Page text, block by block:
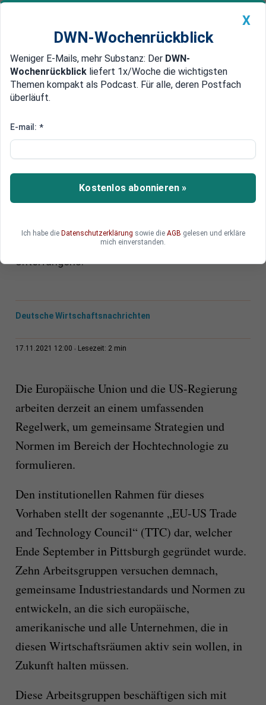
Newsticker MEIN DWN: Geldanlage Premium
Edelmetalle DWN-Magazin China
EU und USA arbeiten an
Technologieallianz
Im Rahmen eines neuen Formats wollen die EU
und die US-Regierung gemeinsam Strategien im
Allerdings gibt es Meinungsverschiedenheiten
mit Blick auf den letztendlichen Zweck des
Unterfangens.
Deutsche Wirtschaftsnachrichten
17.11.2021 12:00 Lesezeit: 2 min
Die Europäische Union und die US-Regierung
arbeiten derzeit an einem umfassenden
Regelwerk, um gemeinsame Strategien und
Normen im Bereich der Hochtechnologie zu
formulieren.
Den institutionellen Rahmen für dieses
Vorhaben stellt der sogenannte „EU-US Trade
and Technology Council“ (TTC) dar, welcher
Ende September in Pittsburgh gegründet wurde.
Zehn Arbeitsgruppen versuchen demnach,
gemeinsame Industriestandards und Normen zu
entwickeln, an die sich europäische,
amerikanische und alle Unternehmen, die in
diesen Wirtschaftsräumen aktiv sein wollen, in
Zukunft halten müssen.
Diese Arbeitsgruppen beschäftigen sich mit
X
DWN-Wochenrückblick
Weniger E-Mails, mehr Substanz: Der DWN-
Wochenrückblick liefert 1x/Woche die wichtigsten
Themen kompakt als Podcast. Für alle, deren Postfach
überläuft.
E-mail: *
Kostenlos abonnieren »
Ich habe die Datenschutzerklärung sowie die AGB gelesen und erkläre
mich einverstanden.